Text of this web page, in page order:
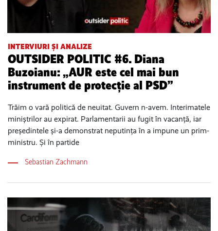
INTERVIURI ȘI ANALIZE
OUTSIDER POLITIC #6. Diana
Buzoianu: „AUR este cel mai bun
instrument de protecție al PSD”
Trăim o vară politică de neuitat. Guvern n-avem. Interimatele
miniștrilor au expirat. Parlamentarii au fugit în vacanță, iar
președintele și-a demonstrat neputința în a impune un prim-
ministru. Și în partide
Sebastian Zachmann